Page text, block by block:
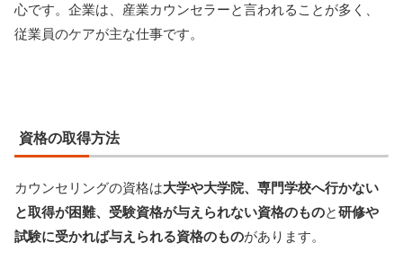
心です。企業は、産業カウンセラーと言われることが多く、
従業員のケアが主な仕事です。
資格の取得方法
カウンセリングの資格は大学や大学院、専門学校へ行かない
と取得が困難、受験資格が与えられない資格のものと研修や
試験に受かれば与えられる資格のものがあります。